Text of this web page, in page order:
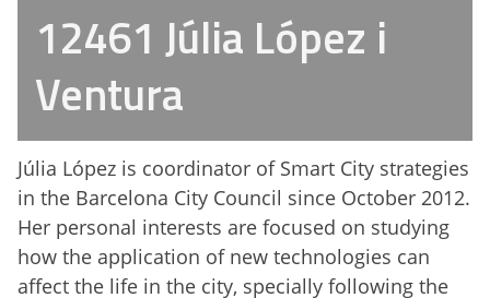
12461 Júlia López i
Ventura
Júlia López is coordinator of Smart City strategies
in the Barcelona City Council since October 2012.
Her personal interests are focused on studying
how the application of new technologies can
affect the life in the city, specially following the